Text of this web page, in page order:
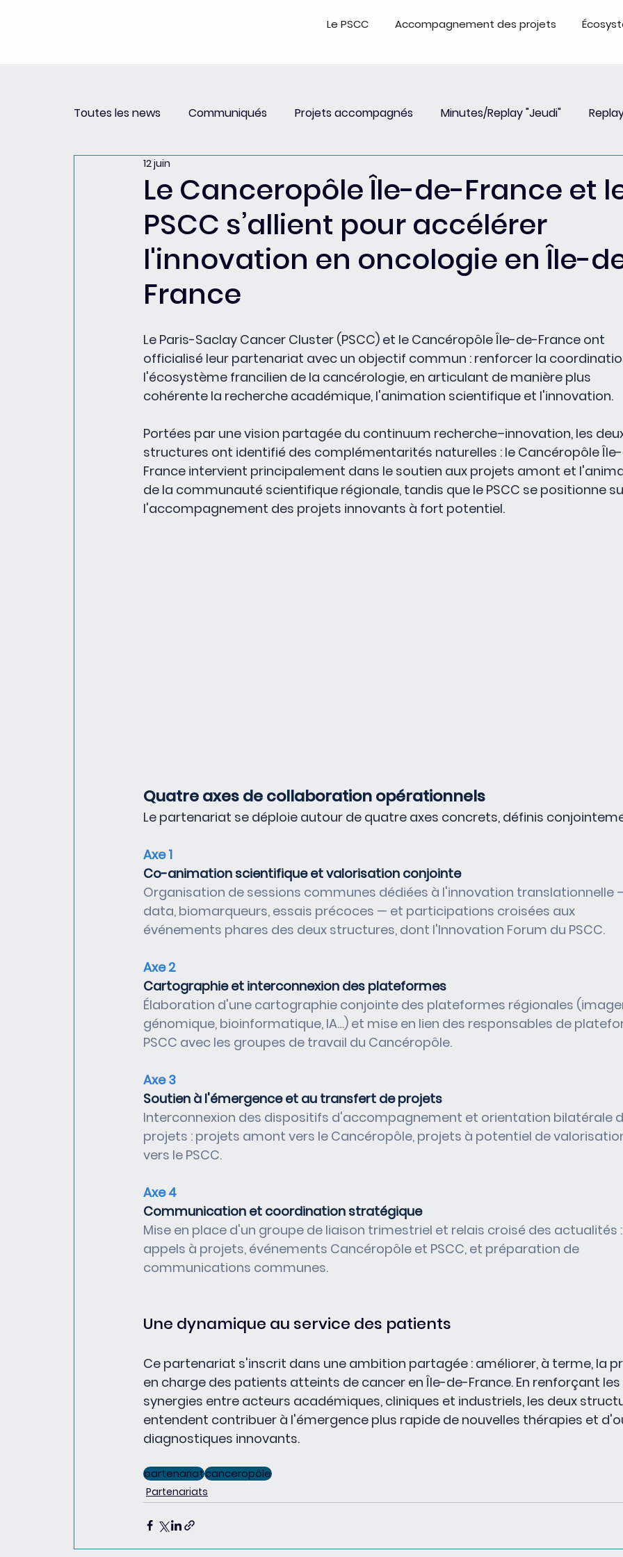
Le PSCC Accompagnement des projets
Toutes les news Communiqués Projets accompagnés Minutes/Replay "Jeudi"
Revue de Presse
Le Canceropôle Île-de-France et
PSCC s’allient pour accélérer
l'innovation en oncologie en Île-
France
12 juin
Le Paris-Saclay Cancer Cluster (PSCC) et le Cancéropôle Île-de-France ont
officialisé leur partenariat avec un objectif commun : renforcer la
l'écosystème francilien de la cancérologie, en articulant de manière plus
cohérente la recherche académique, l'animation scientifique et l'innovation.
Portées par une vision partagée du continuum recherche–innovation, les
structures ont identifié des complémentarités naturelles : le Cancéropôle
France intervient principalement dans le soutien aux projets amont et
de la communauté scientifique régionale, tandis que le PSCC se positionne
l'accompagnement des projets innovants à fort potentiel.
Quatre axes de collaboration opérationnels
Le partenariat se déploie autour de quatre axes concrets, définis
Axe 1
Co-animation scientifique et valorisation conjointe
Organisation de sessions communes dédiées à l'innovation translationnelle
data, biomarqueurs, essais précoces — et participations croisées aux
événements phares des deux structures, dont l'Innovation Forum du PSCC.
Axe 2
Cartographie et interconnexion des plateformes
Élaboration d'une cartographie conjointe des plateformes régionales
génomique, bioinformatique, IA…) et mise en lien des responsables de
PSCC avec les groupes de travail du Cancéropôle.
Axe 3
Soutien à l'émergence et au transfert de projets
Interconnexion des dispositifs d'accompagnement et orientation bilatérale
projets : projets amont vers le Cancéropôle, projets à potentiel de
vers le PSCC.
Axe 4
Communication et coordination stratégique
Mise en place d'un groupe de liaison trimestriel et relais croisé des actualités :
appels à projets, événements Cancéropôle et PSCC, et préparation de
communications communes.
Une dynamique au service des patients
Ce partenariat s'inscrit dans une ambition partagée : améliorer, à terme, la
en charge des patients atteints de cancer en Île-de-France. En renforçant les
synergies entre acteurs académiques, cliniques et industriels, les deux
entendent contribuer à l'émergence plus rapide de nouvelles thérapies et
diagnostiques innovants.
partenariatcanceropôle
Partenariats